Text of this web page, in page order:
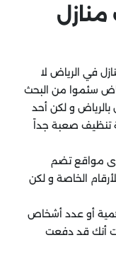
في الرياض لا
سئموا من البحث
بالرياض و لكن أحد
تنظيف صعبة جداً
أى مواقع تضم
الخاصة و لكن
أو عدد أشخاص
أنك قد دفعت